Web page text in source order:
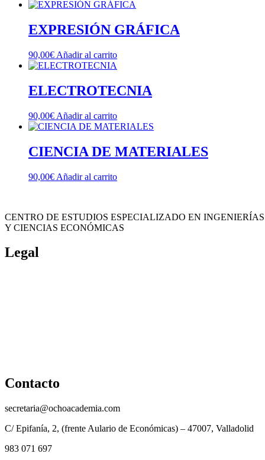
EXPRESIÓN GRÁFICA
90,00€ Añadir al carrito
ELECTROTECNIA
90,00€ Añadir al carrito
CIENCIA DE MATERIALES
90,00€ Añadir al carrito
CENTRO DE ESTUDIOS ESPECIALIZADO EN INGENIERÍAS
Y CIENCIAS ECONÓMICAS
Legal
Contacto
secretaria@ochoacademia.com
C/ Epifanía, 2, (frente Aulario de Económicas) – 47007, Valladolid
983 071 697